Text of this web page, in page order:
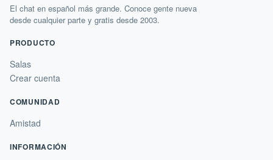
El chat en español más grande. Conoce gente nueva
desde cualquier parte y gratis desde 2003.
PRODUCTO
Salas
Crear cuenta
COMUNIDAD
Amistad
INFORMACIÓN